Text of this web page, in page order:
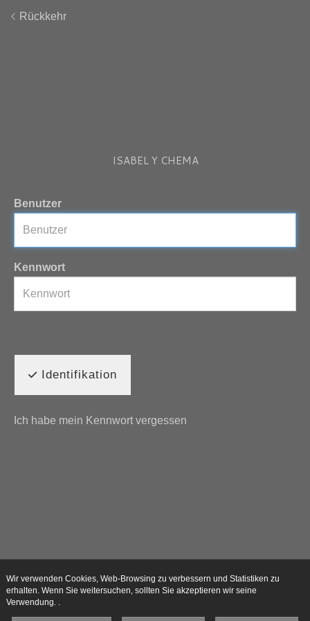
Rückkehr
ISABEL Y CHEMA
Benutzer
Kennwort
Identifikation
Ich habe mein Kennwort vergessen
Wir verwenden Cookies, Web-Browsing zu verbessern und Statistiken zu
erhalten. Wenn Sie weitersuchen, sollten Sie akzeptieren wir seine
Verwendung. .